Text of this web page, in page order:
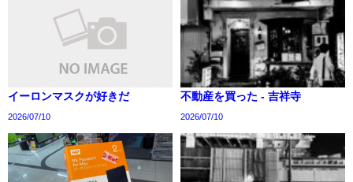
イーロンマスクが好きだ
2026/07/10
不動産を買った - 吉祥寺
2026/07/10